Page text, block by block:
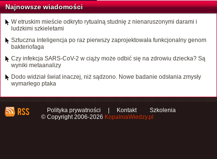
Najnowsze wiadomości
W etruskim mieście odkryto rytualną studnię z nienaruszonymi darami i
ludzkimi szkieletami
Sztuczna inteligencja po raz pierwszy zaprojektowała funkcjonalny genom
bakteriofaga
Czy infekcja SARS-CoV-2 w ciąży może odbić się na zdrowiu dziecka? Są
wyniki metaanalizy
Dodo widział świat inaczej, niż sądzono. Nowe badanie odsłania zmysły
wymarłego ptaka
Polityka prywatności | Kontakt
Szkolenia
© Copyright 2006-2026 KopalniaWiedzy.pl